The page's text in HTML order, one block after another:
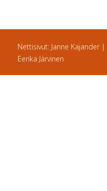
Nettisivut: Janne Kajander |
Eerika Järvinen